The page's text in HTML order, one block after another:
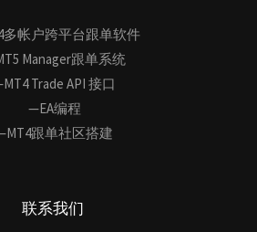
帐户跨平台跟单软件
Manager跟单系统
Trade API 接口
—EA编程
跟单社区搭建
联系我们